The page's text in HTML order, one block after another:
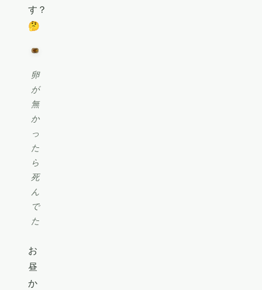
す？
🤔
卵
が
無
か
っ
た
ら
死
ん
で
た
お
昼
か